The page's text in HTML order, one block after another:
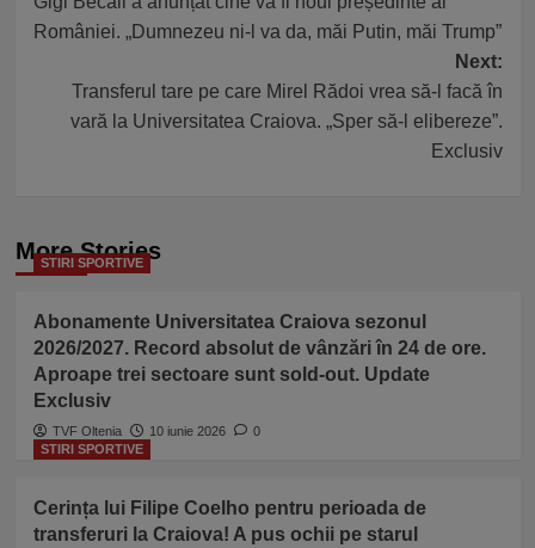
navigation
României. „Dumnezeu ni-l va da, măi Putin, măi Trump”
Next:
Transferul tare pe care Mirel Rădoi vrea să-l facă în
vară la Universitatea Craiova. „Sper să-l elibereze”.
Exclusiv
More Stories
STIRI SPORTIVE
Abonamente Universitatea Craiova sezonul
2026/2027. Record absolut de vânzări în 24 de ore.
Aproape trei sectoare sunt sold-out. Update
Exclusiv
TVF Oltenia 10 iunie 2026
0
STIRI SPORTIVE
Cerința lui Filipe Coelho pentru perioada de
transferuri la Craiova! A pus ochii pe starul